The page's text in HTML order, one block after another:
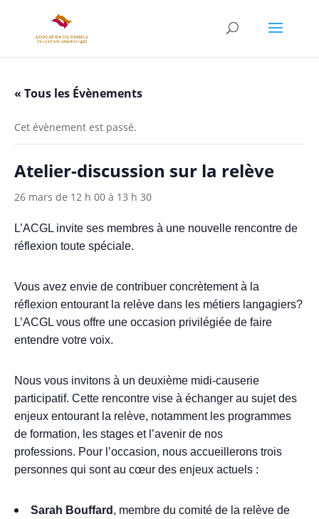
« Tous les Évènements
Cet évènement est passé.
Atelier-discussion sur la relève
26 mars de 12 h 00 à 13 h 30
L’ACGL invite ses membres à une nouvelle rencontre de
réflexion toute spéciale.
Vous avez envie de contribuer concrètement à la
réflexion entourant la relève dans les métiers langagiers?
L’ACGL vous offre une occasion privilégiée de faire
entendre votre voix.
Nous vous invitons à un deuxième midi-causerie
participatif. Cette rencontre vise à échanger au sujet des
enjeux entourant la relève, notamment les programmes
de formation, les stages et l’avenir de nos
professions. Pour l’occasion, nous accueillerons trois
personnes qui sont au cœur des enjeux actuels :
Sarah Bouffard , membre du comité de la relève de